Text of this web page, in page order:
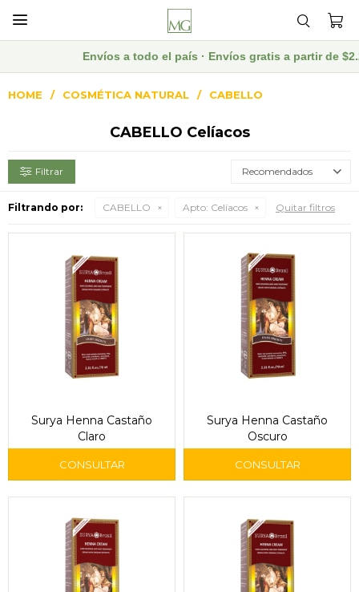

Envíos a todo el país · Envíos gratis a partir de
HOME COSMÉTICA NATURAL CABELLO
CABELLO Celíacos
Recomendados
Filtrando por: CABELLO Apto: Celíacos Quitar filtros
Surya Henna Castaño
Claro
Surya Henna Castaño
Oscuro